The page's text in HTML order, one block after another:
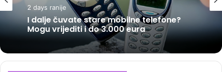
2 days ranije
I dalje čuvate stare mobilne telefone?
Mogu vrijediti i do 3.000 eura